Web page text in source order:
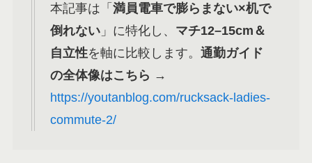
本記事は「 満員電車で膨らまない×机で
倒れない」に特化し、 マチ12–15cm＆
自立性を軸に比較します。 通勤ガイド
の全体像はこちら →
https://youtanblog.com/rucksack-ladies-
commute-2/